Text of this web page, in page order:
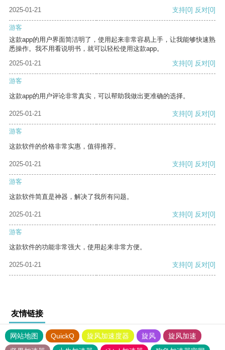
2025-01-21
支持[0] 反对[0]
游客
这款app的用户界面简洁明了，使用起来非常容易上手，让我能够快速熟
悉操作。我不用看说明书，就可以轻松使用这款app。
2025-01-21
支持[0] 反对[0]
游客
这款app的用户评论非常真实，可以帮助我做出更准确的选择。
2025-01-21 支持[0] 反对[0]
游客
这款软件的价格非常实惠，值得推荐。
2025-01-21 支持[0] 反对[0]
游客
这款软件简直是神器，解决了我所有问题。
2025-01-21 支持[0] 反对[0]
游客
这款软件的功能非常强大，使用起来非常方便。
2025-01-21 支持[0] 反对[0]
友情链接
网站地图 QuickQ 旋风加速度器 旋风
旋风加速